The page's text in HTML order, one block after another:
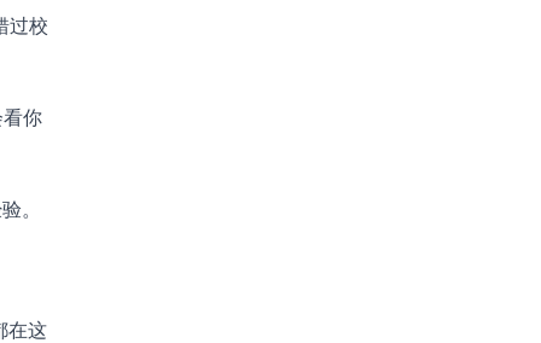
过校
你
。
在这